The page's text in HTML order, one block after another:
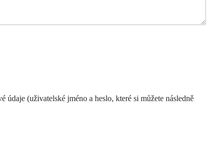
(uživatelské jméno a heslo, které si můžete následně